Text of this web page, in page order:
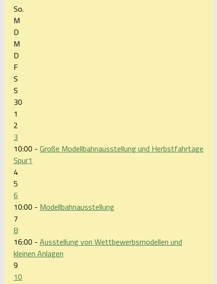
So.
M
D
M
D
F
S
S
30
1
2
3
10:00 - Große Modellbahnausstellung und Herbstfahrtage
Spur1
4
5
6
10:00 - Modellbahnausstellung
7
8
16:00 - Ausstellung von Wettbewerbsmodellen und
kleinen Anlagen
9
10